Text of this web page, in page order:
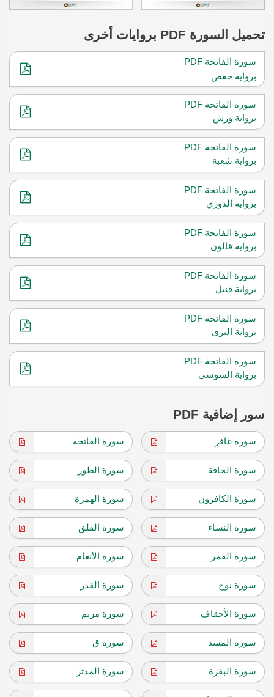
تحميل السورة
سورة الفاتحة PDF
برواية حفص
سورة الفاتحة PDF
برواية ورش
سورة الفاتحة PDF
برواية شعبة
سورة الفاتحة PDF
برواية الدوري
سورة الفاتحة PDF
برواية قالون
سورة الفاتحة PDF
برواية قنبل
سورة الفاتحة PDF
برواية البزي
سورة الفاتحة PDF
برواية السوسي
سور إضافية PDF
سورة غافر سورة الفاتحة
سورة الحاقة سورة الطور
سورة الكافرون سورة الهمزة
سورة النساء سورة الفلق
سورة القمر سورة الأنعام
سورة نوح سورة القدر
سورة الأحقاف سورة مريم
سورة المسد سورة ق
سورة البقرة سورة المدثر